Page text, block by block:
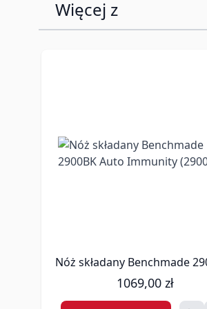
niezawodność działania i
Typ noża: składany
Profil głowni: Drop Point
Rozwiązania konstrukcyjne:
Jelec: brak
Więcej z
Nóż składany Benchmade
1069,00 zł